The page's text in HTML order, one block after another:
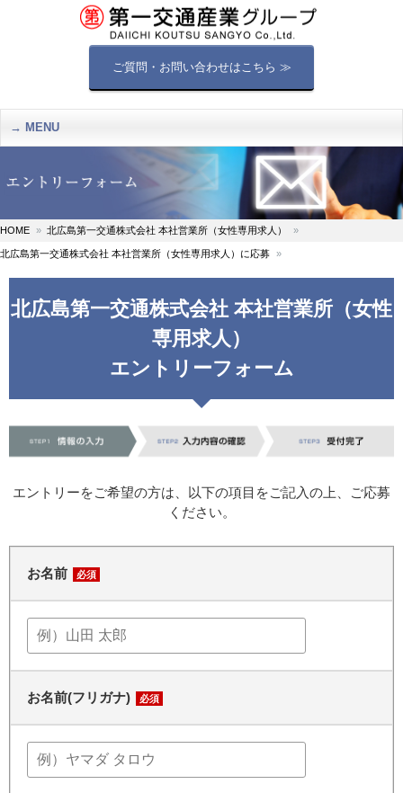
ご質問・お問い合わせはこちら ≫
MENU
HOME 北広島第一交通株式会社 本社営業所（女性専用求人）
北広島第一交通株式会社 本社営業所（女性専用求人）に応募
北広島第一交通株式会社 本社営業所（女性
専用求人）
エントリーフォーム
エントリーをご希望の方は、以下の項目をご記入の上、ご応募
ください。
お名前 必須
お名前(フリガナ) 必須